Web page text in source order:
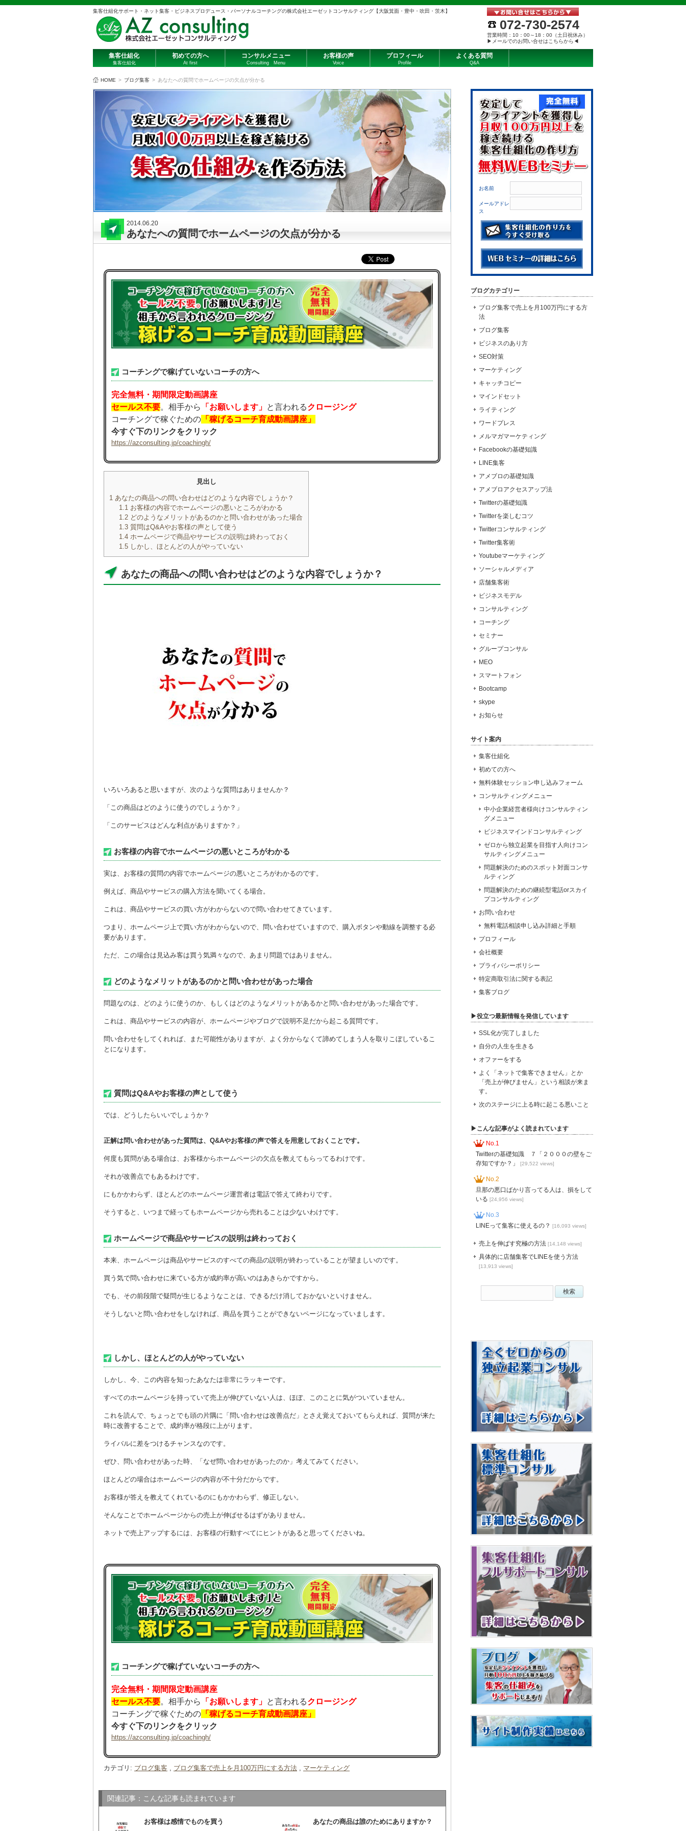
集客仕組化サポート・ネット集客・ビジネスプロデュース・パーソナルコーチングの株式会社エーゼットコンサルティング【大阪箕面・豊中・吹田・茨木】
072-730-2574
営業時間：10：00～18：00（土日祝休み）
▶メールでのお問い合せはこちらから◀
集客仕組化
集客仕組化
初めての方へ
At first
コンサルメニュー
Consulting Menu
お客様の声
Voice
プロフィール
Profile
よくある質問
Q&A
HOME > ブログ集客 > あなたへの質問でホームページの欠点が分かる
2014.06.20
あなたへの質問でホームページの欠点が分かる
コーチングで稼げていないコーチの方へ
完全無料・期間限定動画講座
セールス不要。相手から 「お願いします」 と言われるクロージング
コーチングで稼ぐための 「稼げるコーチ育成動画講座」
今すぐ下のリンクをクリック
https://azconsulting.jp/coachingh/
見出し
1 あなたの商品への問い合わせはどのような内容でしょうか？
1.1 お客様の内容でホームページの悪いところがわかる
1.2 どのようなメリットがあるのかと問い合わせがあった場合
1.3 質問はQ&Aやお客様の声として使う
1.4 ホームページで商品やサービスの説明は終わっておく
1.5 しかし、ほとんどの人がやっていない
あなたの商品への問い合わせはどのような内容でしょうか？
いろいろあると思いますが、次のような質問はありませんか？
「この商品はどのように使うのでしょうか？」
「このサービスはどんな利点がありますか？」
お客様の内容でホームページの悪いところがわかる
実は、お客様の質問の内容でホームページの悪いところがわかるのです。
例えば、商品やサービスの購入方法を聞いてくる場合。
これは、商品やサービスの買い方がわからないので問い合わせてきています。
つまり、ホームページ上で買い方がわからないので、問い合わせていますので、購入ボタンや動線を調整する必
要があります。
ただ、この場合は見込み客は買う気満々なので、あまり問題ではありません。
どのようなメリットがあるのかと問い合わせがあった場合
問題なのは、どのように使うのか、もしくはどのようなメリットがあるかと問い合わせがあった場合です。
これは、商品やサービスの内容が、ホームページやブログで説明不足だから起こる質問です。
問い合わせをしてくれれば、また可能性がありますが、よく分からなくて諦めてしまう人を取りこぼしているこ
とになります。
質問はQ&Aやお客様の声として使う
では、どうしたらいいでしょうか？
正解は問い合わせがあった質問は、Q&Aやお客様の声で答えを用意しておくことです。
何度も質問がある場合は、お客様からホームページの欠点を教えてもらってるわけです。
それが改善点でもあるわけです。
にもかかわらず、ほとんどのホームページ運営者は電話で答えて終わりです。
そうすると、いつまで経ってもホームページから売れることは少ないわけです。
ホームページで商品やサービスの説明は終わっておく
本来、ホームページは商品やサービスのすべての商品の説明が終わっていることが望ましいのです。
買う気で問い合わせに来ている方が成約率が高いのはあきらかですから。
でも、その前段階で疑問が生じるようなことは、できるだけ消しておかないといけません。
そうしないと問い合わせをしなければ、商品を買うことができないページになっていまします。
しかし、ほとんどの人がやっていない
しかし、今、この内容を知ったあなたは非常にラッキーです。
すべてのホームページを持っていて売上が伸びていない人は、ほぼ、このことに気がついていません。
これを読んで、ちょっとでも頭の片隅に「問い合わせは改善点だ」とさえ覚えておいてもらえれば、質問が来た
時に改善することで、成約率が格段に上がります。
ライバルに差をつけるチャンスなのです。
ぜひ、問い合わせがあった時、「なぜ問い合わせがあったのか」考えてみてください。
ほとんどの場合はホームページの内容が不十分だからです。
お客様が答えを教えてくれているのにもかかわらず、修正しない。
そんなことでホームページからの売上が伸ばせるはずがありません。
ネットで売上アップするには、お客様の行動すべてにヒントがあると思ってくださいね。
コーチングで稼げていないコーチの方へ
完全無料・期間限定動画講座
セールス不要。相手から 「お願いします」 と言われるクロージング
コーチングで稼ぐための 「稼げるコーチ育成動画講座」
今すぐ下のリンクをクリック
https://azconsulting.jp/coachingh/
カテゴリ : ブログ集客 , ブログ集客で売上を月100万円にする方法 , マーケティング
関連記事：こんな記事も読まれています
お客様は感情でものを買う あなたの商品は誰のためにありますか？
お名前
メールアドレ
ス
ブログカテゴリー
ブログ集客で売上を月100万円にする方
法
ブログ集客
ビジネスのあり方
SEO対策
マーケティング
キャッチコピー
マインドセット
ライティング
ワードプレス
メルマガマーケティング
Facebookの基礎知識
LINE集客
アメブロの基礎知識
アメブロアクセスアップ法
Twitterの基礎知識
Twitterを楽しむコツ
Twitterコンサルティング
Twitter集客術
Youtubeマーケティング
ソーシャルメディア
店舗集客術
ビジネスモデル
コンサルティング
コーチング
セミナー
グループコンサル
MEO
スマートフォン
Bootcamp
skype
お知らせ
サイト案内
集客仕組化
初めての方へ
無料体験セッション申し込みフォーム
コンサルティングメニュー
中小企業経営者様向けコンサルティン
グメニュー
ビジネスマインドコンサルティング
ゼロから独立起業を目指す人向けコン
サルティングメニュー
問題解決のためのスポット対面コンサ
ルティング
問題解決のための継続型電話orスカイ
プコンサルティング
お問い合わせ
無料電話相談申し込み詳細と手順
プロフィール
会社概要
プライバシーポリシー
特定商取引法に関する表記
集客ブログ
▶役立つ最新情報を発信しています
SSL化が完了しました
自分の人生を生きる
オファーをする
よく「ネットで集客できません」とか
「売上が伸びません」という相談が来ま
す。
次のステージに上る時に起こる悪いこと
▶こんな記事がよく読まれています
No.1
Twitterの基礎知識 ７「２０００の壁をご
存知ですか？」
[29,522 views]
No.2
旦那の悪口ばかり言ってる人は、損をして
いる [24,956 views]
No.3
LINEって集客に使えるの？ [16,093 views]
売上を伸ばす究極の方法 [14,148 views]
具体的に店舗集客でLINEを使う方法
[13,913 views]